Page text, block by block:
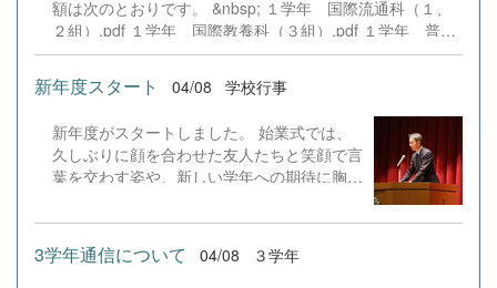
には今の先輩たちのような立派な姿で、後輩
を導いてくれることを期待しています。
額は次のとおりです。 &nbsp; １学年 国際流通科（１、
２組）.pdf １学年 国際教養科（３組）.pdf １学年 普通
科（４～８組）.pdf &nbsp; ２学年 国際流通科（１、２
組）.pdf ２学年 国際教養科（３組）.pdf ２学年 普通科
（４～８組）.pdf &nbsp; ３学年 国際流通科（１、２
組）.pdf ３学年 国際教養科（３組）.pdf ３学年 普通科
（４～８組）.pdf
新年度スタート 04/08 学校行事
新年度がスタートしました。 始業式では、
久しぶりに顔を合わせた友人たちと笑顔で言
葉を交わす姿や、新しい学年への期待に胸を
は、新たに本校に加わった先生方をお迎え
し、少し緊張した空気の中にも、これから始
まる一年への前向きな気持ちが感じられまし
3学年通信について 04/08 ３学年